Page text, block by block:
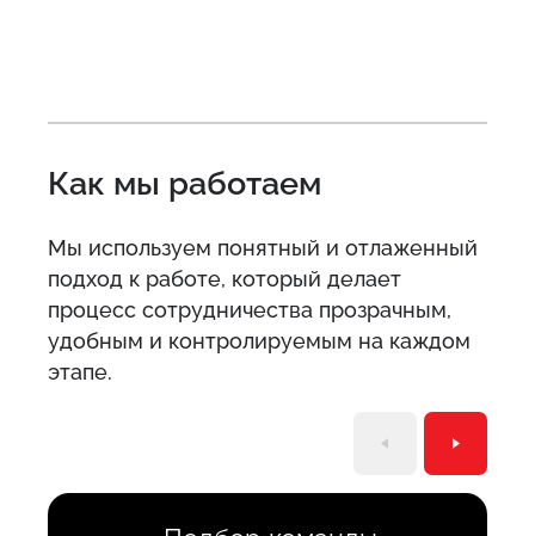
Как мы работаем
Мы используем понятный и отлаженный
подход к работе, который делает
процесс сотрудничества прозрачным,
удобным и контролируемым на каждом
этапе.